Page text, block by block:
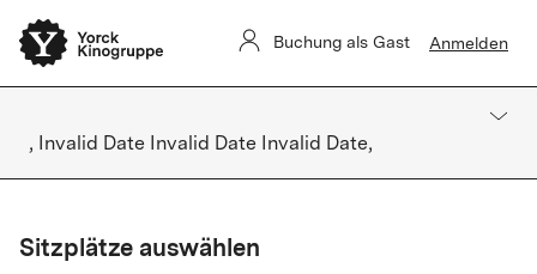
Buchung als Gast Anmelden
, Invalid Date Invalid Date Invalid Date,
Sitzplätze auswählen